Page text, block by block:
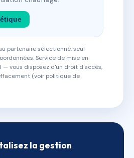
partenaire sélectionné, seul
Service de mise en
— vous disposez d'un droit d'accès,
(voir politique de
la gestion